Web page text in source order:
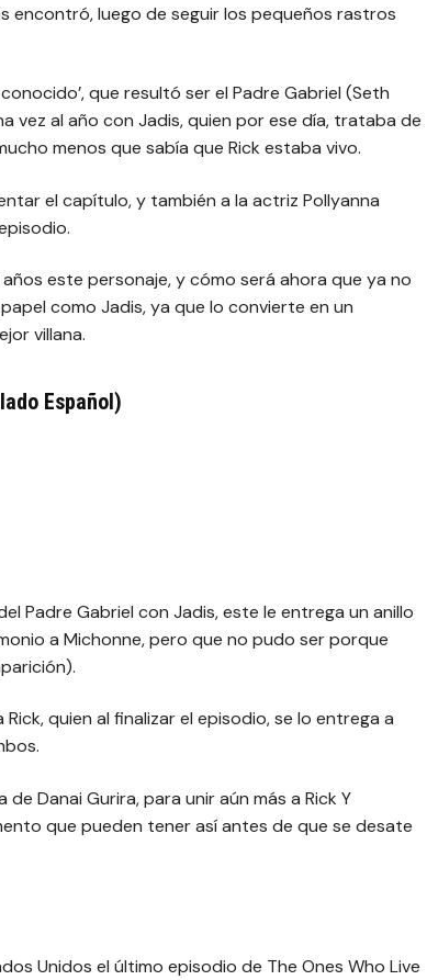
encontró, luego de seguir los pequeños rastros
que resultó ser el Padre Gabriel (Seth
vez al año con Jadis, quien por ese día, trataba de
menos que sabía que Rick estaba vivo.
el capítulo, y también a la actriz Pollyanna
este personaje, y cómo será ahora que ya no
como Jadis, ya que lo convierte en un
villana.
Español)
Padre Gabriel con Jadis, este le entrega un anillo
a Michonne, pero que no pudo ser porque
quien al finalizar el episodio, se lo entrega a
Danai Gurira, para unir aún más a Rick Y
que pueden tener así antes de que se desate
Unidos el último episodio de The Ones Who Live